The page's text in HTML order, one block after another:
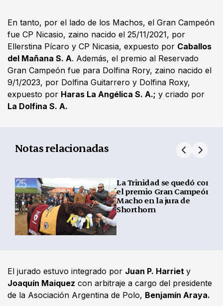
En tanto, por el lado de los Machos, el Gran Campeón
fue CP Nicasio, zaino nacido el 25/11/2021, por
Ellerstina Pícaro y CP Nicasia, expuesto por Caballos
del Mañana S. A. Además, el premio al Reservado
Gran Campeón fue para Dolfina Rory, zaino nacido el
9/1/2023, por Dolfina Guitarrero y Dolfina Roxy,
expuesto por Haras La Angélica S. A.; y criado por
La Dolfina S. A.
Notas relacionadas
La Trinidad se quedó con
el premio Gran Campeón
Macho en la jura de
Shorthorn
El jurado estuvo integrado por Juan P. Harriet y
Joaquín Maiquez con arbitraje a cargo del presidente
de la Asociación Argentina de Polo, Benjamín Araya.